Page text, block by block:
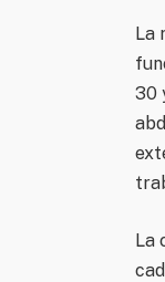
La
30
La